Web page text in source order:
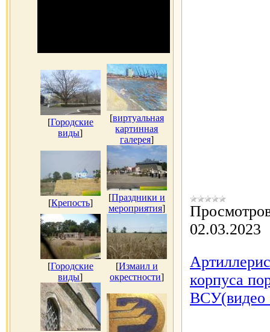
[Городские
виды]
[виртуальная
картинная
галерея]
[Крепость]
[Праздники и
мероприятия]
[Городские
виды]
[Измаил и
окрестности]
02.03.2023
корпуса
ВСУ(видео